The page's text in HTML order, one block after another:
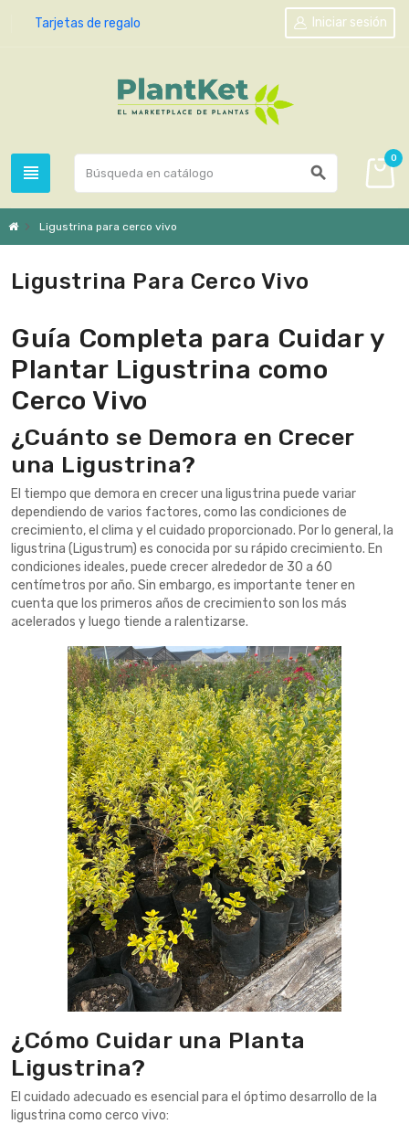
Tarjetas de regalo
view_headline search
Iniciar sesión
0
chevron_right Ligustrina para cerco vivo
Ligustrina Para Cerco Vivo
Guía Completa para Cuidar y
Plantar Ligustrina como
Cerco Vivo
¿Cuánto se Demora en Crecer
una Ligustrina?
El tiempo que demora en crecer una ligustrina puede variar
dependiendo de varios factores, como las condiciones de
crecimiento, el clima y el cuidado proporcionado. Por lo general, la
ligustrina (Ligustrum) es conocida por su rápido crecimiento. En
condiciones ideales, puede crecer alrededor de 30 a 60
centímetros por año. Sin embargo, es importante tener en
cuenta que los primeros años de crecimiento son los más
acelerados y luego tiende a ralentizarse.
¿Cómo Cuidar una Planta
Ligustrina?
El cuidado adecuado es esencial para el óptimo desarrollo de la
ligustrina como cerco vivo: